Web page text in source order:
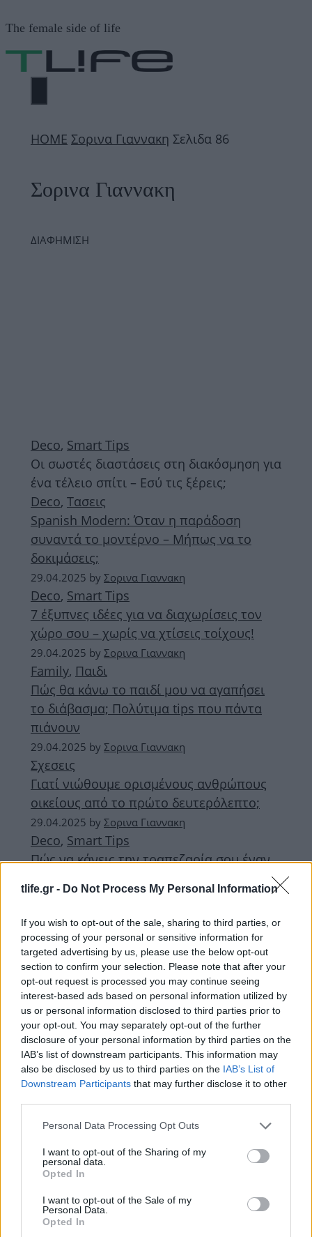
tlife.gr - Do Not Process My Personal Information
If you wish to opt-out of the sale, sharing to third parties, or
processing of your personal or sensitive information for
targeted advertising by us, please use the below opt-out
section to confirm your selection. Please note that after your
opt-out request is processed you may continue seeing
interest-based ads based on personal information utilized by
us or personal information disclosed to third parties prior to
your opt-out. You may separately opt-out of the further
disclosure of your personal information by third parties on the
IAB’s list of downstream participants. This information may
also be disclosed by us to third parties on the IAB’s List of
Downstream Participants that may further disclose it to other
Please note that this website/app uses one or more Google
not limited to your visit or usage behaviour. You may click to
grant or deny consent to Google and its third-party tags to
use your data for below specified purposes in below Google
consent section.
Personal Data Processing Opt Outs
I want to opt-out of the Sharing of my
personal data.
Opted In
I want to opt-out of the Sale of my
Personal Data.
Opted In
σε
περιεχόμενο
The female side of life
ΜΕΝΟΎ
ΗΟΜΕ Σορινα Γιαννακη Σελιδα 86
Σορινα Γιαννακη
ΔΙΑΦΗΜΙΣΗ
Deco, Smart Tips
Οι σωστές διαστάσεις στη διακόσμηση για
ένα τέλειο σπίτι – Εσύ τις ξέρεις;
Deco, Τασεις
Spanish Modern: Όταν η παράδοση
συναντά το μοντέρνο – Μήπως να το
δοκιμάσεις;
29.04.2025 by Σορινα Γιαννακη
Deco, Smart Tips
7 έξυπνες ιδέες για να διαχωρίσεις τον
χώρο σου – χωρίς να χτίσεις τοίχους!
29.04.2025 by Σορινα Γιαννακη
Family, Παιδι
Πώς θα κάνω το παιδί μου να αγαπήσει
το διάβασμα; Πολύτιμα tips που πάντα
πιάνουν
29.04.2025 by Σορινα Γιαννακη
Σχεσεις
Γιατί νιώθουμε ορισμένους ανθρώπους
οικείους από το πρώτο δευτερόλεπτο;
29.04.2025 by Σορινα Γιαννακη
Deco, Smart Tips
Πώς να κάνεις την τραπεζαρία σου έναν
δεν ήξερες πως χρειάζεσαι!
ΔΙΑΦΗΜΙΣΗ
Family,Παιδι
Πώς μαθαίνει και σκέφτεται το παιδί σου
στην προσχολική ηλικία
Deco,Smart Tips
Όχι άλλο λευκό: 7 περιπτώσεις που το